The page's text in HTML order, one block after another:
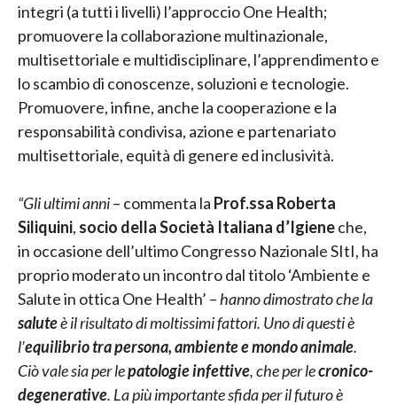
integri (a tutti i livelli) l’approccio One Health;
promuovere la collaborazione multinazionale,
multisettoriale e multidisciplinare, l’apprendimento e
lo scambio di conoscenze, soluzioni e tecnologie.
Promuovere, infine, anche la cooperazione e la
responsabilità condivisa, azione e partenariato
multisettoriale, equità di genere ed inclusività.
“Gli ultimi anni– commenta la Prof.ssa Roberta
Siliquini, socio della Società Italiana d’Igieneche,
in occasione dell’ultimo Congresso Nazionale SItI, ha
proprio moderato un incontro dal titolo ‘Ambiente e
Salute in ottica One Health’ – hanno dimostrato che la
saluteè il risultato di moltissimi fattori. Uno di questi è
l’equilibrio tra persona, ambiente e mondo animale.
Ciò vale sia per lepatologie infettive, che per lecronico-
degenerative. La più importante sfida per il futuro è